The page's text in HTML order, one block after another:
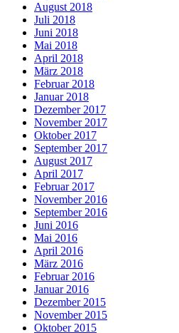
August 2018
Juli 2018
Juni 2018
Mai 2018
April 2018
März 2018
Februar 2018
Januar 2018
Dezember 2017
November 2017
Oktober 2017
September 2017
August 2017
April 2017
Februar 2017
November 2016
September 2016
Juni 2016
Mai 2016
April 2016
März 2016
Februar 2016
Januar 2016
Dezember 2015
November 2015
Oktober 2015